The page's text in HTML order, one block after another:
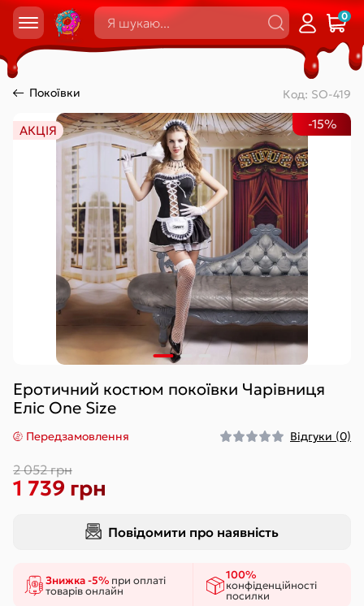
0
Покоївки Код: SO-419
АКЦІЯ -15%
Еротичний костюм покоївки Чарівниця
Еліс One Size
Передзамовлення Відгуки (0)
2 052 грн
1 739 грн
Повідомити про наявність
Знижка -5% при оплаті
товарів онлайн
100%
конфіденційності
посилки